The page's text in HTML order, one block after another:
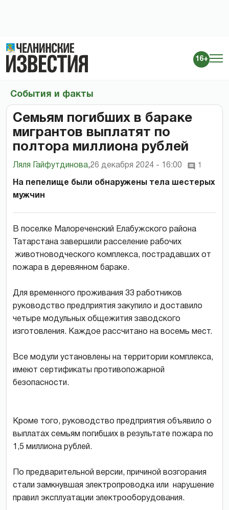
16+
События и факты
Семьям погибших в бараке
мигрантов выплатят по
полтора миллиона рублей
Ляля Гайфутдинова,26 декабря 2024 - 16:00 1
На пепелище были обнаружены тела шестерых
мужчин
В поселке Малореченский Елабужского района
Татарстана завершили расселение рабочих
животноводческого комплекса, пострадавших от
пожара в деревянном бараке.
Для временного проживания 33 работников
руководство предприятия закупило и доставило
четыре модульных общежития заводского
изготовления. Каждое рассчитано на восемь мест.
Все модули установлены на территории комплекса,
имеют сертификаты противопожарной
безопасности.
Кроме того, руководство предприятия объявило о
выплатах семьям погибших в результате пожара по
1,5 миллиона рублей.
По предварительной версии, причиной возгорания
стали замкнувшая электропроводка или нарушение
правил эксплуатации электрооборудования.